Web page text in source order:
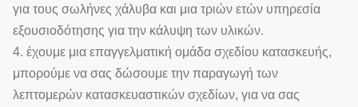
για τους σωλήνες χάλυβα και μια τριών ετών υπηρεσία
εξουσιοδότησης για την κάλυψη των υλικών.
4. έχουμε μια επαγγελματική ομάδα σχεδίου κατασκευής,
μπορούμε να σας δώσουμε την παραγωγή των
λεπτομερών κατασκευαστικών σχεδίων, για να σας